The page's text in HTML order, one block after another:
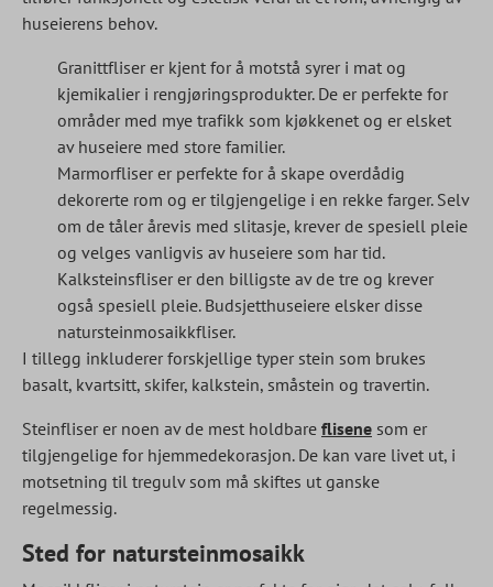
huseierens behov.
Granittfliser er kjent for å motstå syrer i mat og
kjemikalier i rengjøringsprodukter. De er perfekte for
områder med mye trafikk som kjøkkenet og er elsket
av huseiere med store familier.
Marmorfliser er perfekte for å skape overdådig
dekorerte rom og er tilgjengelige i en rekke farger. Selv
om de tåler årevis med slitasje, krever de spesiell pleie
og velges vanligvis av huseiere som har tid.
Kalksteinsfliser er den billigste av de tre og krever
også spesiell pleie. Budsjetthuseiere elsker disse
natursteinmosaikkfliser.
I tillegg inkluderer forskjellige typer stein som brukes
basalt, kvartsitt, skifer, kalkstein, småstein og travertin.
Steinfliser er noen av de mest holdbare flisene som er
tilgjengelige for hjemmedekorasjon. De kan vare livet ut, i
motsetning til tregulv som må skiftes ut ganske
regelmessig.
Sted for natursteinmosaikk